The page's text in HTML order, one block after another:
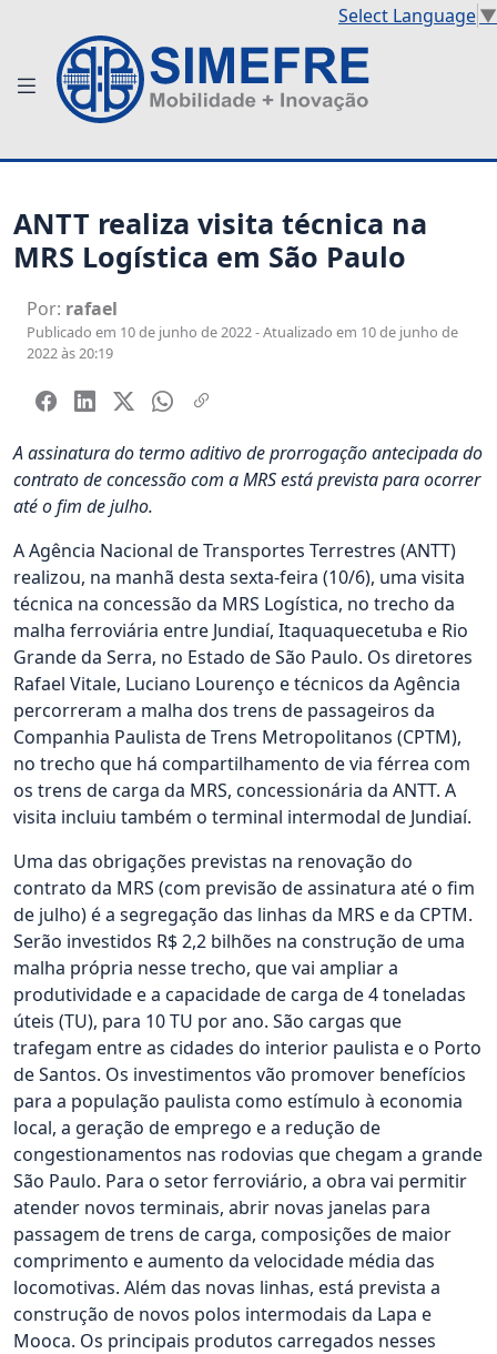
Select Language▼
ANTT realiza visita técnica na
MRS Logística em São Paulo
Por: rafael
Publicado em 10 de junho de 2022 - Atualizado em 10 de junho de
2022 às 20:19
A assinatura do termo aditivo de prorrogação antecipada do
contrato de concessão com a MRS está prevista para ocorrer
até o fim de julho.
A Agência Nacional de Transportes Terrestres (ANTT)
realizou, na manhã desta sexta-feira (10/6), uma visita
técnica na concessão da MRS Logística, no trecho da
malha ferroviária entre Jundiaí, Itaquaquecetuba e Rio
Grande da Serra, no Estado de São Paulo. Os diretores
Rafael Vitale, Luciano Lourenço e técnicos da Agência
percorreram a malha dos trens de passageiros da
Companhia Paulista de Trens Metropolitanos (CPTM),
no trecho que há compartilhamento de via férrea com
os trens de carga da MRS, concessionária da ANTT. A
visita incluiu também o terminal intermodal de Jundiaí.
Uma das obrigações previstas na renovação do
contrato da MRS (com previsão de assinatura até o fim
de julho) é a segregação das linhas da MRS e da CPTM.
Serão investidos R$ 2,2 bilhões na construção de uma
malha própria nesse trecho, que vai ampliar a
produtividade e a capacidade de carga de 4 toneladas
úteis (TU), para 10 TU por ano. São cargas que
trafegam entre as cidades do interior paulista e o Porto
de Santos. Os investimentos vão promover benefícios
para a população paulista como estímulo à economia
local, a geração de emprego e a redução de
congestionamentos nas rodovias que chegam a grande
São Paulo. Para o setor ferroviário, a obra vai permitir
atender novos terminais, abrir novas janelas para
passagem de trens de carga, composições de maior
comprimento e aumento da velocidade média das
locomotivas. Além das novas linhas, está prevista a
construção de novos polos intermodais da Lapa e
Mooca. Os principais produtos carregados nesses